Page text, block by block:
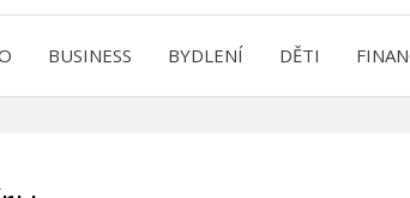
BUSINESS BYDLENÍ DĚTI